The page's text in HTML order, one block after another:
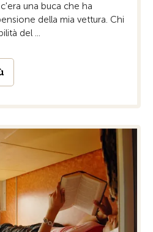
una buca che ha
della mia vettura. Chi
del ...